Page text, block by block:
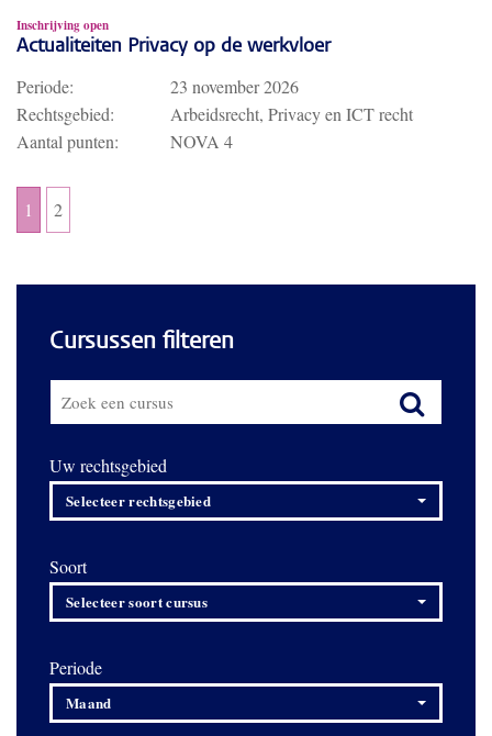
Inschrijving open
Actualiteiten Privacy op de werkvloer
Periode:
23 november 2026
Rechtsgebied:
Arbeidsrecht, Privacy en ICT recht
Aantal punten:
NOVA 4
1 2
Cursussen filteren
Uw rechtsgebied
Selecteer rechtsgebied
Soort
Selecteer soort cursus
Periode
Maand